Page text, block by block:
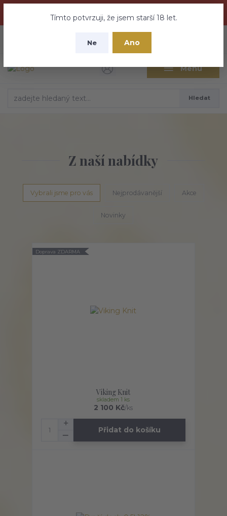
nebuďte vyděšeni zde najdete vše a ještě mnohem víc
Tímto potvrzuji, že jsem starší 18 let.
Ne Ano
Menu
CZK
Hledat
Z naší nabídky
Vybrali jsme pro vás Nejprodávanější Akce
Novinky
Doprava ZDARMA
Viking Knit
2 100 Kč/ks
skladem 1 ks
Přidat do košíku